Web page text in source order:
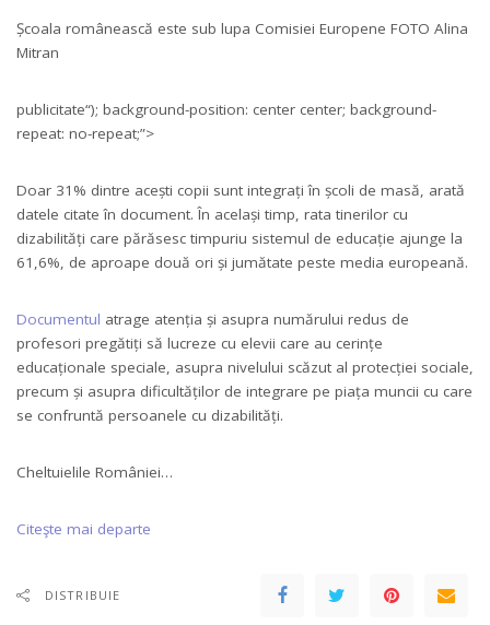
Școala românească este sub lupa Comisiei Europene FOTO Alina
Mitran
publicitate“); background-position: center center; background-
repeat: no-repeat;”>
Doar 31% dintre acești copii sunt integrați în școli de masă, arată
datele citate în document. În același timp, rata tinerilor cu
dizabilități care părăsesc timpuriu sistemul de educație ajunge la
61,6%, de aproape două ori și jumătate peste media europeană.
Documentul atrage atenția și asupra numărului redus de
profesori pregătiți să lucreze cu elevii care au cerințe
educaționale speciale, asupra nivelului scăzut al protecției sociale,
precum și asupra dificultăților de integrare pe piața muncii cu care
se confruntă persoanele cu dizabilități.
Cheltuielile României…
Citeşte mai departe
DISTRIBUIE